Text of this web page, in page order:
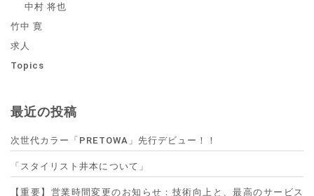
中村 将也
竹中 寛
求人
Topics
最近の投稿
次世代カラー「PRETOWA」先行デビュー！！
「スタイリスト井本について」
【重要】営業時間変更のお知らせ：技術向上と、最高のサービス